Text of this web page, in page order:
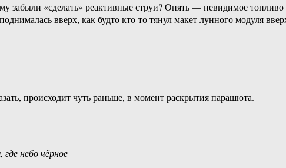
забыли «сделать» реактивные струи? Опять — невидимое топливо
вверх, как будто кто-то тянул макет лунного модуля
происходит чуть раньше, в момент раскрытия парашюта.
небо чёрное